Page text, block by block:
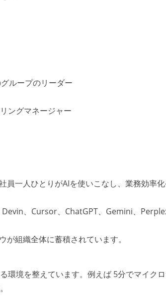
ループのリーダー
ングマネージャー
員一人ひとりがAIを使いこなし、業務効率
、Cursor、ChatGPT、Gemini、
組織全体に蓄積されています。
環境を整えています。例えば 5分でマイク